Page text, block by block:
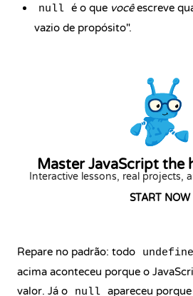
null é o que vocêescreve
vazio de propósito".
Master JavaScript the
Interactive lessons, real projects,
START NOW
Repare no padrão: todo
acima aconteceu porque o
valor. Já o
null apareceu